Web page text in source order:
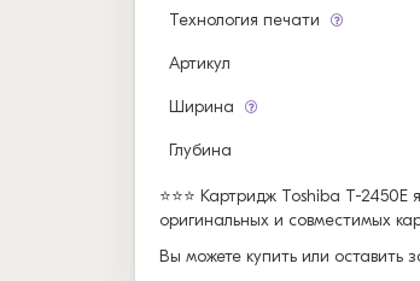
Технология печати
Артикул
Ширина
Глубина
⭐⭐⭐ Картридж Toshiba T-
оригинальных и совместимых
Вы можете купить или оставить